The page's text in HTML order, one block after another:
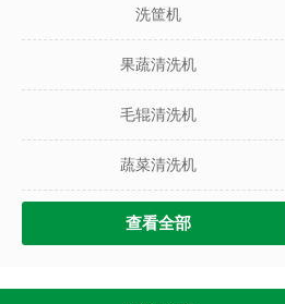
洗筐机
果蔬清洗机
毛辊清洗机
蔬菜清洗机
查看全部